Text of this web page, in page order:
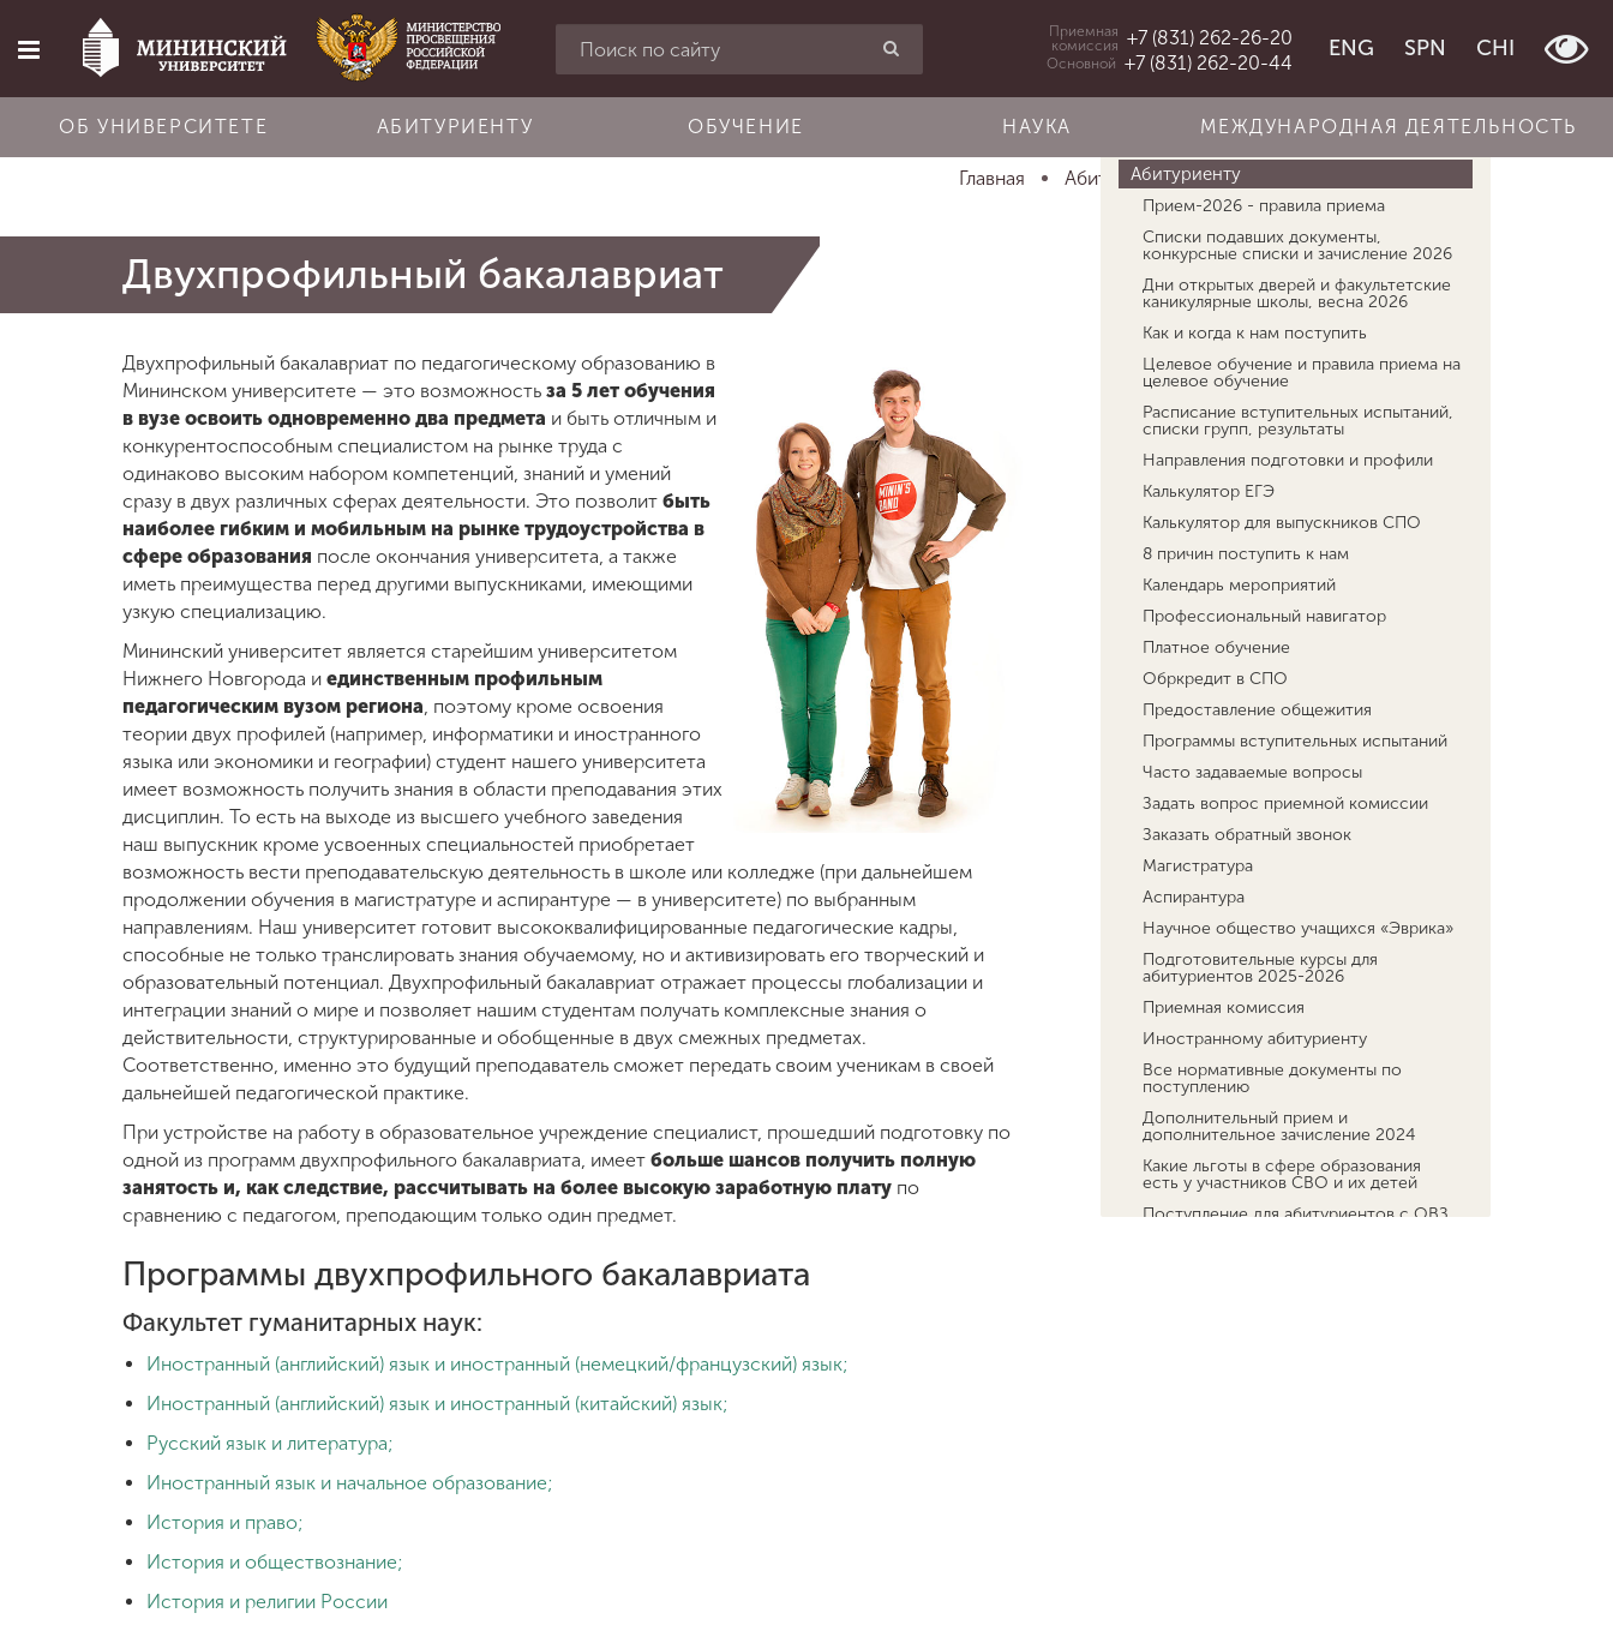
Об университете
Абитуриенту
Обучение
Наука
Международная
деятельность
Другие виды
деятельности
Студенческая
Сведения об
образовательной
организации
Приемная
комиссия
+7 (831) 262-26-20
Приемная
комиссия +7 (831) 262-26-20
Основной +7 (831) 262-20-44
ENG SPN CHI
ОБ УНИВЕРСИТЕТЕ АБИТУРИЕНТУ ОБУЧЕНИЕ НАУКА МЕЖДУНАРОДНАЯ ДЕЯТЕЛЬНОСТЬ
Главная Абитуриенту Двухпрофильный бакалавриа...
Двухпрофильный бакалавриат
Двухпрофильный бакалавриат по педагогическому образованию в
Мининском университете — это возможность за 5 лет обучения
в вузе освоить одновременно два предмета и быть отличным и
конкурентоспособным специалистом на рынке труда с
одинаково высоким набором компетенций, знаний и умений
сразу в двух различных сферах деятельности. Это позволит быть
наиболее гибким и мобильным на рынке трудоустройства в
сфере образования после окончания университета, а также
иметь преимущества перед другими выпускниками, имеющими
узкую специализацию.
Мининский университет является старейшим университетом
Нижнего Новгорода и единственным профильным
педагогическим вузом региона, поэтому кроме освоения
теории двух профилей (например, информатики и иностранного
языка или экономики и географии) студент нашего университета
имеет возможность получить знания в области преподавания этих
дисциплин. То есть на выходе из высшего учебного заведения
наш выпускник кроме усвоенных специальностей приобретает
возможность вести преподавательскую деятельность в школе или колледже (при дальнейшем
продолжении обучения в магистратуре и аспирантуре — в университете) по выбранным
направлениям. Наш университет готовит высококвалифицированные педагогические кадры,
способные не только транслировать знания обучаемому, но и активизировать его творческий и
образовательный потенциал. Двухпрофильный бакалавриат отражает процессы глобализации и
интеграции знаний о мире и позволяет нашим студентам получать комплексные знания о
действительности, структурированные и обобщенные в двух смежных предметах.
Соответственно, именно это будущий преподаватель сможет передать своим ученикам в своей
дальнейшей педагогической практике.
При устройстве на работу в образовательное учреждение специалист, прошедший подготовку по
одной из программ двухпрофильного бакалавриата, имеет больше шансов получить полную
занятость и, как следствие, рассчитывать на более высокую заработную плату по
сравнению с педагогом, преподающим только один предмет.
Программы двухпрофильного бакалавриата
Факультет гуманитарных наук:
Иностранный (английский) язык и иностранный (немецкий/французский) язык;
Иностранный (английский) язык и иностранный (китайский) язык;
Русский язык и литература;
Иностранный язык и начальное образование;
История и право;
История и обществознание;
История и религии России
Об университете
Абитуриенту
Прием-2026 - правила приема
Списки подавших документы,
конкурсные списки и зачисление 2026
Дни открытых дверей и факультетские
каникулярные школы, весна 2026
Как и когда к нам поступить
Целевое обучение и правила приема на
целевое обучение
Расписание вступительных испытаний,
списки групп, результаты
Направления подготовки и профили
Калькулятор ЕГЭ
Калькулятор для выпускников СПО
8 причин поступить к нам
Календарь мероприятий
Профессиональный навигатор
Платное обучение
Обркредит в СПО
Предоставление общежития
Программы вступительных испытаний
Часто задаваемые вопросы
Задать вопрос приемной комиссии
Заказать обратный звонок
Магистратура
Аспирантура
Научное общество учащихся «Эврика»
Подготовительные курсы для
абитуриентов 2025-2026
Приемная комиссия
Иностранному абитуриенту
Все нормативные документы по
поступлению
Дополнительный прием и
дополнительное зачисление 2024
Какие льготы в сфере образования
есть у участников СВО и их детей
Поступление для абитуриентов с ОВЗ